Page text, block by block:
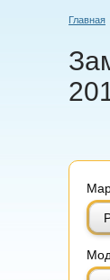
Главная